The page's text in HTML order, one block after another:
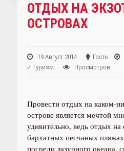
ОТДЫХ НА
ОСТРОВАХ
19 Август 2014 Гость
и Туризм
Просмотров:
Провести отдых на каком-
острове является мечтой
удивительно, ведь отдых
бархатных песчаных
посреди лазурного океана,